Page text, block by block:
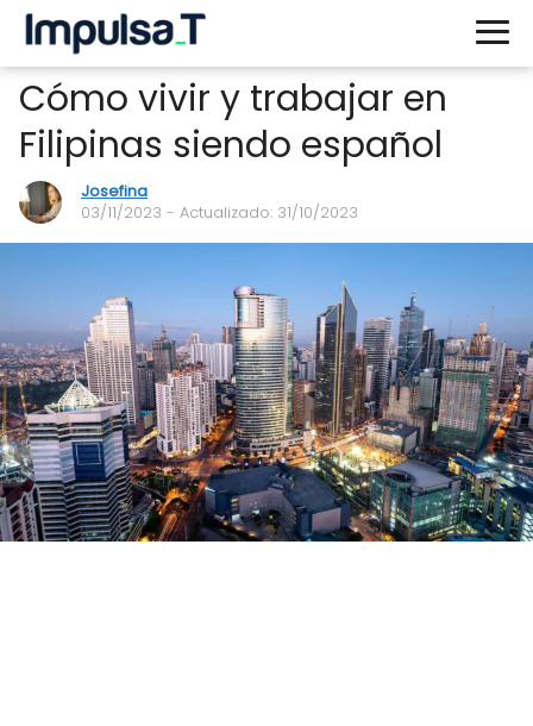
Cómo vivir y trabajar en
Filipinas siendo español
Josefina
03/11/2023 - Actualizado: 31/10/2023